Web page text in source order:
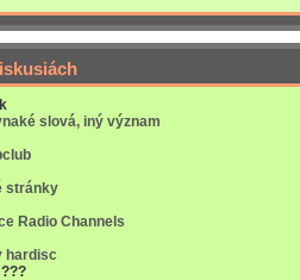
slová, iný význam
stránky
Radio Channels
hardisc